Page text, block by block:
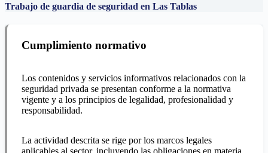
Trabajo de guardia de seguridad en Las Tablas
Cumplimiento normativo
Los contenidos y servicios informativos relacionados con la
seguridad privada se presentan conforme a la normativa
vigente y a los principios de legalidad, profesionalidad y
responsabilidad.
La actividad descrita se rige por los marcos legales
aplicables al sector, incluyendo las obligaciones en materia